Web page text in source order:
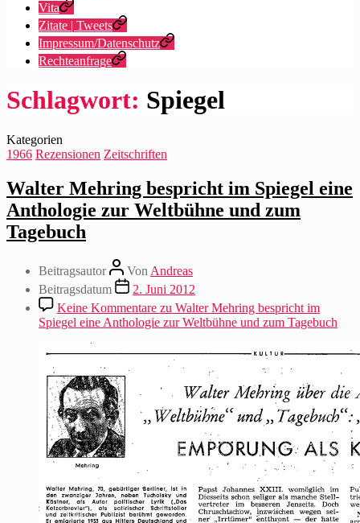
Vita
Zitate | Tweets
Impressum/Datenschutz
Rechteanfrage
Schlagwort: Spiegel
Kategorien
1966 Rezensionen Zeitschriften
Walter Mehring bespricht im Spiegel eine
Anthologie zur Weltbühne und zum
Tagebuch
Beitragsautor Von Andreas
Beitragsdatum
2. Juni 2012
Keine Kommentare zu Walter Mehring bespricht im
Spiegel eine Anthologie zur Weltbühne und zum Tagebuch